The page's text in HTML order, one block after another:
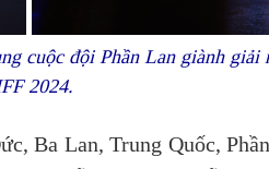
cuộc đội Phần Lan giành
2024.
Ba Lan, Trung Quốc,